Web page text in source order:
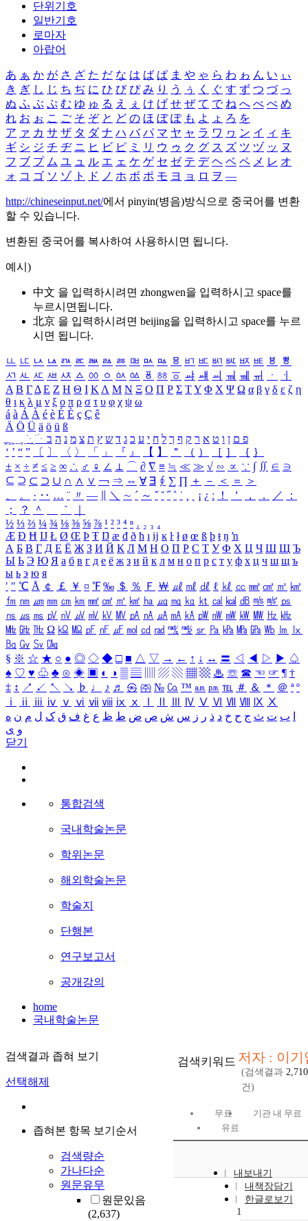
단위기호
일반기호
로마자
아랍어
あ ぁ か が さ ざ た だ な は ば ぱ ま や ゃ ら わ ゎ ん い ぃ
き ぎ し じ ち ぢ に ひ び ぴ み り う ぅ く ぐ す ず つ づ っ
ぬ ふ ぶ ぷ む ゆ ゅ る え ぇ け げ せ ぜ て で ね へ べ ぺ め
れ お ぉ こ ご そ ぞ と ど の ほ ぼ ぽ も よ ょ ろ を
ア ァ カ サ ザ タ ダ ナ ハ バ パ マ ヤ ャ ラ ワ ヮ ン イ ィ キ
ギ シ ジ チ ヂ ニ ヒ ビ ピ ミ リ ウ ゥ ク グ ス ズ ツ ヅ ッ ヌ
フ ブ プ ム ユ ュ ル エ ェ ケ ゲ セ ゼ テ デ ヘ ベ ペ メ レ オ
ォ コ ゴ ソ ゾ ト ド ノ ホ ボ ポ モ ヨ ョ ロ ヲ ―
http://chineseinput.net/에서 pinyin(병음)방식으로 중국어를 변환
할 수 있습니다.
변환된 중국어를 복사하여 사용하시면 됩니다.
예시)
中文 을 입력하시려면 zhongwen을 입력하시고 space를
누르시면됩니다.
北京 을 입력하시려면 beijing을 입력하시고 space를 누르
시면 됩니다.
ㅥ ㅦ ㅧ ㅨ ㅩ ㅪ ㅫ ㅬ ㅭ ㅮ ㅯ ㅰ ㅱ ㅲ ㅳ ㅴ ㅵ ㅶ ㅷ ㅸ
ㅹ
ㅺ ㅻ ㅼ ㅽ ㅾ ㅿ ㆀ ㆁ ㆂ ㆃ ㆄ ㆅ ㆆ ㆇ ㆈ ㆉ ㆊ ㆋ ㆌ ㆍ
ㆎ
Α Β ΓΔ Ε Ζ Η Θ Ι ΚΛ Μ Ν Ξ Ο Π Ρ Σ ΤΥ Φ Χ Ψ Ω α β γ δ ε ζ η
θ ι κ λ μ ν ξ ο π ρ σ τ υ φ χ ψ ω
á à Á À é è É È ç Ç ê
Ä Ö Ü ä ö ü ß
ִֶֹ ֻּ ׁׂ פ ם ן ו ט א ר ק ף ך ל ח י ע כ ג ד ש ץ ת צ מ נ ה ב
‘ ’ “ ” 〔 〕 〈 〉 「 」 『 』 【 】 ＂ （ ） ［ ］ ｛ ｝
± × ÷ ≠ ≤ ≥ ∞ ∴ ♂ ♀ ∠ ⊥ ⌒ ∂ ∇ ≡ ≒ ≪ ≫ √ ∽ ∝ ∵ ∫ ∬ ∈ ∋
⊆ ⊇ ⊂ ⊃ ∪ ∩ ∧ ∨ ￢ ⇒ ⇔ ∀ ∃ ∮ ∑ ∏ ＋ － ＜ ＝
＞
、
。 · ‥ … ¨ 〃 ― ＼ ∼ ´ ～ ˇ ˘ ˝ ˚ ˙ ¸ ¡ ¿ ː ！ ＇ ， ． ／
：
；
？ ＾ ｀
½ ⅓ ⅔ ¼ ¾ ⅛ ⅜ ⅝ ⅞ ¹ ² ³ ⁴ ⁿ ₁ ₂ ₃ ₄
Æ Ð Ħ Ĳ Ł Ø Œ Þ Ŧ Ŋ æ đ ð ħ ı ĳ ĸ ŀ ł ø œ ß þ ŧ ŋ ŉ
А Б В Г Д Е Ё Ж З И Й К Л М Н О П Р С Т У Ф Х Ц Ч Ш Щ Ъ
Ы Ь Э Ю Я а б в г д е ё ж з и й к л м н о п р с т у ф х ц ч ш щ ъ
ы ь э ю я
′ ″ ℃ Å ￠ ￡ ￥ ¤ ℉ ‰ ＄ ％ Ｆ ￦ ㎕ ㎖ ㎗ ℓ ㎘ ㏄ ㎣ ㎤ ㎥ ㎦
㎙ ㎚ ㎛ ㎜ ㎝ ㎞ ㎟ ㎠ ㎡ ㎢ ㏊ ㎍ ㎎ ㎏ ㏏ ㎈ ㎉ ㏈ ㎧ ㎨ ㎰
㎱ ㎲ ㎳ ㎴ ㎵ ㎶ ㎷ ㎸ ㎹ ㎀ ㎁ ㎂ ㎃ ㎄ ㎺ ㎻ ㎽ ㎾ ㎿ ㎐ ㎑
㎒ ㎓ ㎔ Ω ㏀ ㏁ ㎊ ㎋ ㎌ ㏖ ㏅ ㎭ ㎮ ㎯ ㏛ ㎩ ㎪ ㎫ ㎬ ㏝ ㏐
㏓
㏃ ㏉ ㏜ ㏆
§ ※ ☆ ★ ○ ● ◎ ◇ ◆ □ ■ △ ▽ → ← ↑ ↓ ↔ 〓 ◁ ◀ ▷ ▶ ♤
♠ ♡ ♥ ♧ ♣ ⊙ ◈ ▣ ◐ ◑ ▒ ▤ ▨ ▧ ▦ ▩ ♨ ☏ ☎ ☜ ☞ ¶ †
‡ ↕ ↗ ↙ ↖ ↘ ♭ ♩ ♪ ♬ ㉿ ㈜ № ㏇ ™ ㏂ ㏘ ℡ ＃ ＆ ＊ ＠ ª º
ⅰ
ⅱ ⅲ ⅳ ⅴ ⅵ ⅶ ⅷ ⅸ ⅹ Ⅳ Ⅴ Ⅵ Ⅶ Ⅷ Ⅸ Ⅹ
ب ت ث ج ح خ د ذ ر ز س ش ص ض ط ظ ع غ ف ق ک ل م ن ه
و ی
닫기
통합검색
국내학술논문
학위논문
해외학술논문
학술지
단행본
연구보고서
공개강의
home
국내학술논문
검색결과 좁혀 보기
선택해제
좁혀본 항목 보기순서
검색량순
가나다순
원문유무
원문있음
(2,637)
검색키워드 저자 : 이기
(검색결과 2,710
건)
무료
기관 내 무료
유료
내보내기
내책장담기
한글로보기
1